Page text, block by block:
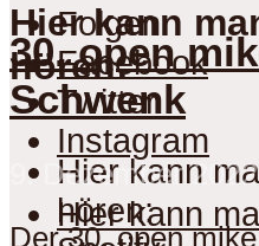
Hier kann
hören:
Hier kann
hören:
Folgen
Facebook
Twitter
Instagram
Hier kann
30. open
Schwenk
9. Dezember 2022
Der 30. open